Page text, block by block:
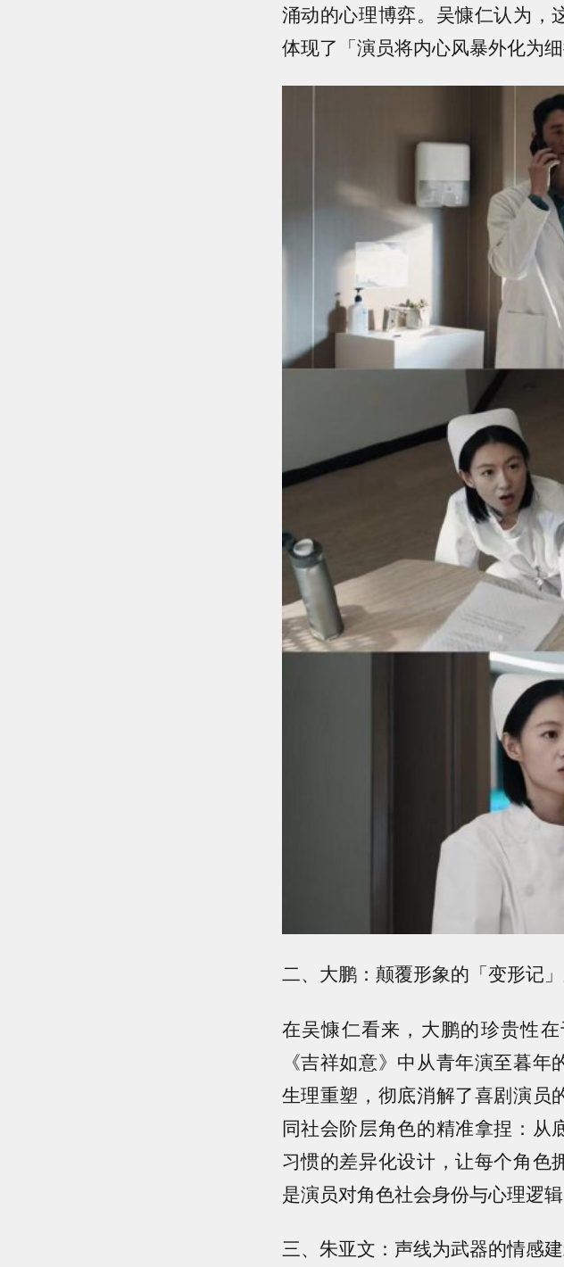
涌动的心理博弈。吴慷仁认为，
体现了「演员将内心风暴外化为
二、大鹏：颠覆形象的「变形记
在吴慷仁看来，大鹏的珍贵性
《吉祥如意》中从青年演至暮
生理重塑，彻底消解了喜剧演员
同社会阶层角色的精准拿捏：从
习惯的差异化设计，让每个角色
是演员对角色社会身份与心理逻辑
三、朱亚文：声线为武器的情感